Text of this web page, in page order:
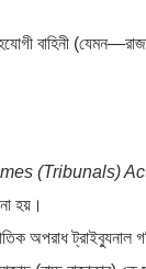
বাহিনী
(Tribunals)
হয়।
অপরাধ ট্রাইব্যুনাল